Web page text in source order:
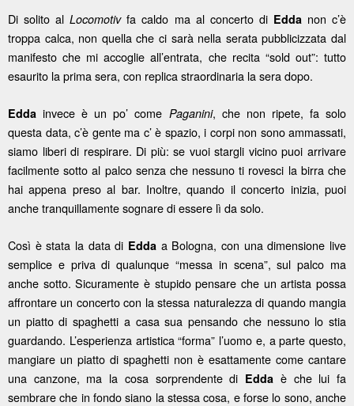
Di solito alLocomotivfa caldo ma al concerto di Edda non c’è
troppa calca, non quella che ci sarà nella serata pubblicizzata dal
manifesto che mi accoglie all’entrata, che recita “sold out”: tutto
esaurito la prima sera, con replica straordinaria la sera dopo.
Edda invece è un po’ come Paganini, che non ripete, fa solo
questa data, c’è gente ma c’ è spazio, i corpi non sono ammassati,
siamo liberi di respirare. Di più: se vuoi stargli vicino puoi arrivare
facilmente sotto al palco senza che nessuno ti rovesci la birra che
hai appena preso al bar. Inoltre, quando il concerto inizia, puoi
anche tranquillamente sognare di essere lì da solo.
Così è stata la data di Edda a Bologna, con una dimensione live
semplice e priva di qualunque “messa in scena”, sul palco ma
anche sotto. Sicuramente è stupido pensare che un artista possa
affrontare un concerto con la stessa naturalezza di quando mangia
un piatto di spaghetti a casa sua pensando che nessuno lo stia
guardando. L’esperienza artistica “forma” l’uomo e, a parte questo,
mangiare un piatto di spaghetti non è esattamente come cantare
una canzone, ma la cosa sorprendente di Edda è che lui fa
sembrare che in fondo siano la stessa cosa, e forse lo sono, anche